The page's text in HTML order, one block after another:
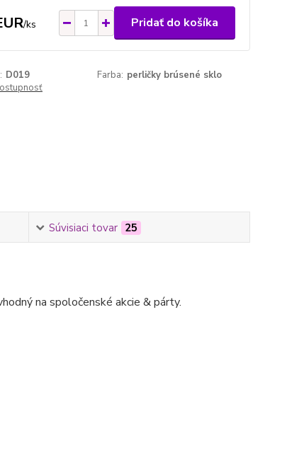
/ks Pridať do košíka
D019 Farba: perličky brúsené sklo
Súvisiaci tovar 25
na spoločenské akcie & párty.